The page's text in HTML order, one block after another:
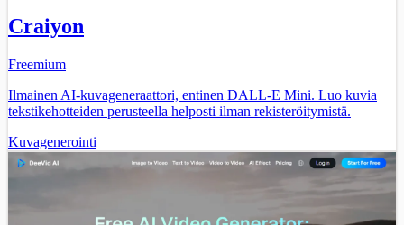
Craiyon
Freemium
Ilmainen AI-kuvageneraattori, entinen DALL-E Mini. Luo kuvia
tekstikehotteiden perusteella helposti ilman rekisteröitymistä.
Kuvagenerointi